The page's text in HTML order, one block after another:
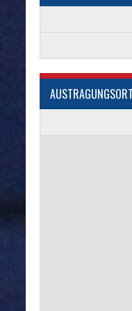
AUSTRAGUNGSORT